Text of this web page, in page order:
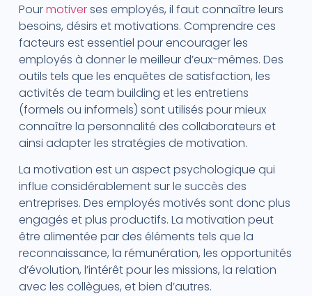
Pourmotiverses employés, il faut connaître leurs
besoins, désirs et motivations. Comprendre ces
facteurs est essentiel pour encourager les
employés à donner le meilleur d’eux-mêmes. Des
outils tels que les enquêtes de satisfaction, les
activités de team building et les entretiens
(formels ou informels) sont utilisés pour mieux
connaître la personnalité des collaborateurs et
ainsi adapter les stratégies de motivation.
La motivation est un aspect psychologique qui
influe considérablement sur le succès des
entreprises. Des employés motivés sont donc plus
engagés et plus productifs. La motivation peut
être alimentée par des éléments tels que la
reconnaissance, la rémunération, les opportunités
d’évolution, l’intérêt pour les missions, la relation
avec les collègues, et bien d’autres.